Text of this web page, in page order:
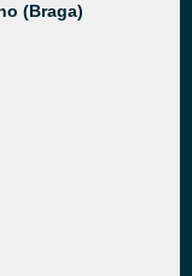
(Braga)